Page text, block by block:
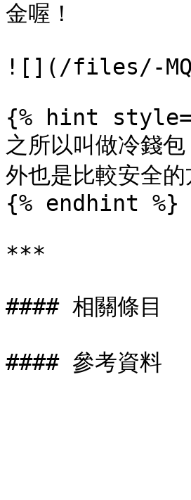
金喔！
![](/files/-
{% hint
之所以叫做冷錢
外也是比較安全的
{% endhint %}
***
#### 相關條目